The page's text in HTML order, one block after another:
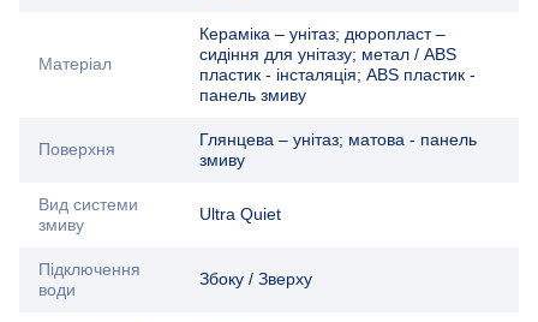
Матеріал
Кераміка – унітаз; дюропласт –
сидіння для унітазу; метал / ABS
пластик - інсталяція; ABS пластик -
панель змиву
Поверхня
Глянцева – унітаз; матова - панель
змиву
Вид системи
змиву
Ultra Quiet
Підключення
води
Збоку / Зверху